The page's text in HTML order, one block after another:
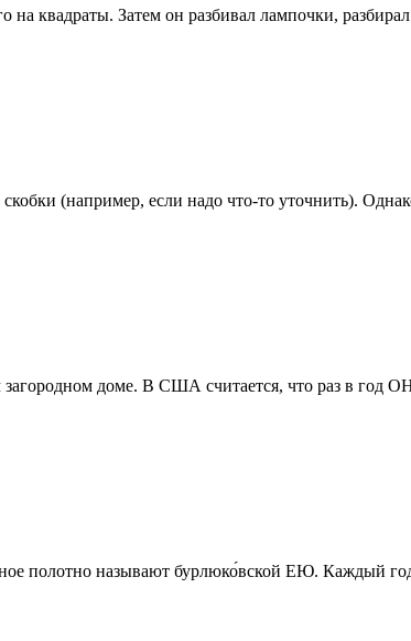
квадраты. Затем он разбивал лампочки,
(например, если надо что-то уточнить).
доме. В США считается, что раз в год
полотно называют бурлюко́вской ЕЮ. Каждый